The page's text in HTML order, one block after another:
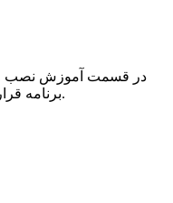
برنامه قرار دارد اون رو مشاهده کنید.